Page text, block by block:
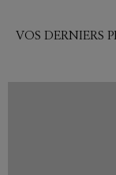
VOS DERNIERS